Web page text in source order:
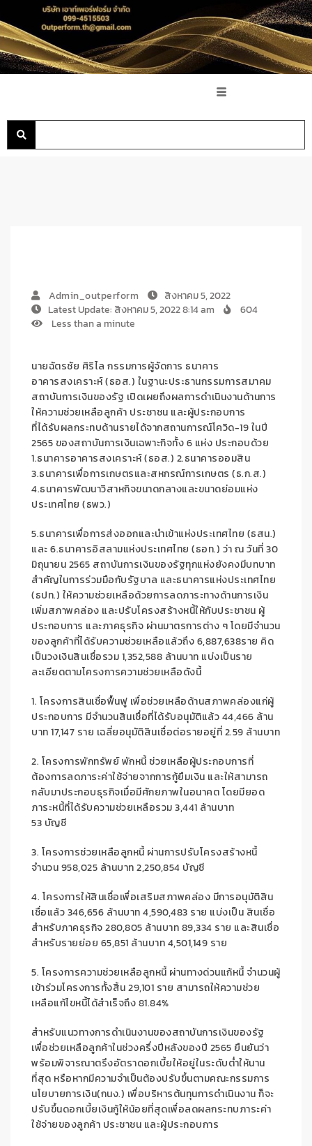
Admin_outperform
สิงหาคม 5, 2022
Latest Update: สิงหาคม 5, 2022 8:14 am
604
Less than a minute
นายฉัตรชัย ศิริไล กรรมการผู้จัดการ ธนาคาร
อาคารสงเคราะห์ (ธอส.) ในฐานะประธานกรรมการสมาคม
สถาบันการเงินของรัฐ เปิดเผยถึงผลการดำเนินงานด้านการ
ให้ความช่วยเหลือลูกค้า ประชาชน และผู้ประกอบการ
ที่ได้รับผลกระทบด้านรายได้จากสถานการณ์โควิด-19ในปี
2565 ของสถาบันการเงินเฉพาะกิจทั้ง 6 แห่ง ประกอบด้วย
1.ธนาคารอาคารสงเคราะห์(ธอส.) 2.ธนาคารออมสิน
3.ธนาคารเพื่อการเกษตรและสหกรณ์การเกษตร (ธ.ก.ส.)
4.ธนาคารพัฒนาวิสาหกิจขนาดกลางและขนาดย่อมแห่ง
ประเทศไทย (ธพว.)
5.ธนาคารเพื่อการส่งออกและนำเข้าแห่งประเทศไทย (ธสน.)
และ 6.ธนาคารอิสลามแห่งประเทศไทย (ธอท.) ว่าณ วันที่ 30
มิถุนายน 2565 สถาบันการเงินของรัฐทุกแห่งยังคงมีบทบาท
สำคัญในการร่วมมือกับรัฐบาล และธนาคารแห่งประเทศไทย
(ธปท.) ให้ความช่วยเหลือด้วยการลดภาระทางด้านการเงิน
เพิ่มสภาพคล่อง และปรับโครงสร้างหนี้ให้กับประชาชน ผู้
ประกอบการ และภาคธุรกิจ ผ่านมาตรการต่าง ๆโดยมีจำนวน
ของลูกค้าที่ได้รับความช่วยเหลือแล้วถึง6,887,638ราย คิด
เป็นวงเงินสินเชื่อรวม1,352,588 ล้านบาท แบ่งเป็นราย
ละเอียดตามโครงการความช่วยเหลือดังนี้
1. โครงการสินเชื่อฟื้นฟู เพื่อช่วยเหลือด้านสภาพคล่องแก่ผู้
ประกอบการ มีจำนวนสินเชื่อที่ได้รับอนุมัติแล้ว44,466 ล้าน
บาท 17,147 ราย เฉลี่ยอนุมัติสินเชื่อต่อรายอยู่ที่ 2.59 ล้านบาท
2. โครงการพักทรัพย์ พักหนี้ ช่วยเหลือผู้ประกอบการที่
ต้องการลดภาระค่าใช้จ่ายจากการกู้ยืมเงิน และให้สามารถ
กลับมาประกอบธุรกิจเมื่อมีศักยภาพในอนาคตโดยมียอด
ภาระหนี้ที่ได้รับความช่วยเหลือรวม3,441 ล้านบาท
53 บัญชี
3. โครงการช่วยเหลือลูกหนี้ ผ่านการปรับโครงสร้างหนี้
จำนวน 958,025 ล้านบาท 2,250,854 บัญชี
4. โครงการให้สินเชื่อเพื่อเสริมสภาพคล่อง มีการอนุมัติสิน
เชื่อแล้ว 346,656 ล้านบาท 4,590,483 ราย แบ่งเป็น สินเชื่อ
สำหรับภาคธุรกิจ 280,805 ล้านบาท 89,334 ราย และสินเชื่อ
สำหรับรายย่อย 65,851 ล้านบาท 4,501,149 ราย
5. โครงการความช่วยเหลือลูกหนี้ ผ่านทางด่วนแก้หนี้ จำนวนผู้
เข้าร่วมโครงการทั้งสิ้น 29,101 ราย สามารถให้ความช่วย
เหลือแก้ไขหนี้ได้สำเร็จถึง 81.84%
สำหรับแนวทางการดำเนินงานของสถาบันการเงินของรัฐ
เพื่อช่วยเหลือลูกค้าในช่วงครึ่งปีหลังของปี 2565 ยืนยันว่า
พร้อมพิจารณาตรึงอัตราดอกเบี้ยให้อยู่ในระดับต่ำให้นาน
ที่สุด หรือหากมีความจำเป็นต้องปรับขึ้นตามคณะกรรมการ
นโยบายการเงิน(กนง.) เพื่อบริหารต้นทุนการดำเนินงาน ก็จะ
ปรับขึ้นดอกเบี้ยเงินกู้ให้น้อยที่สุดเพื่อลดผลกระทบภาระค่า
ใช้จ่ายของลูกค้า ประชาชน และผู้ประกอบการ